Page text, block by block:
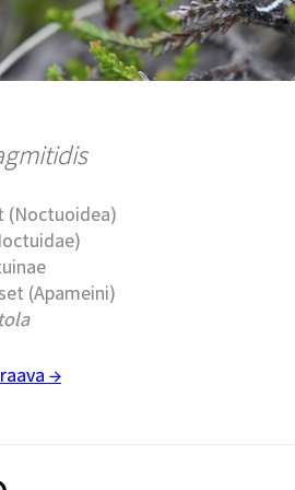
(Noctuoidea)
(Apameini)
→